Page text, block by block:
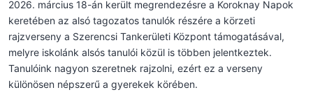
2026. március 18-án került megrendezésre a Koroknay Napok
keretében az alsó tagozatos tanulók részére a körzeti
rajzverseny a Szerencsi Tankerületi Központ támogatásával,
melyre iskolánk alsós tanulói közül is többen jelentkeztek.
Tanulóink nagyon szeretnek rajzolni, ezért ez a verseny
különösen népszerű a gyerekek körében.